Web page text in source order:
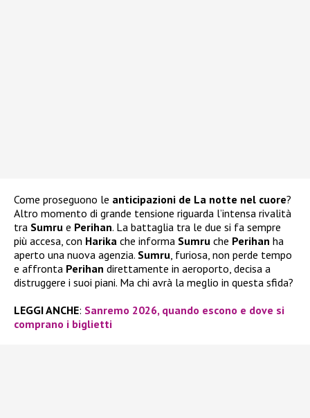
Come proseguono le anticipazioni de La notte nel cuore?
Altro momento di grande tensione riguarda l’intensa rivalità
tra Sumru e Perihan. La battaglia tra le due si fa sempre
più accesa, con Harika che informa Sumru che Perihan ha
aperto una nuova agenzia. Sumru , furiosa, non perde tempo
e affronta Perihan direttamente in aeroporto, decisa a
distruggere i suoi piani. Ma chi avrà la meglio in questa sfida?
LEGGI ANCHE: Sanremo 2026, quando escono e dove si
comprano i biglietti